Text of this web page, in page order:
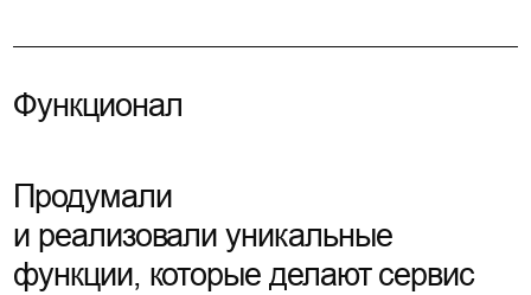
Функционал
Продумали
и реализовали уникальные
функции, которые делают сервис